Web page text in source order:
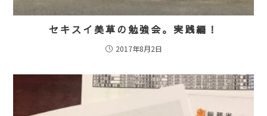
セキスイ美草の勉強会。実践編！
2017年8月2日